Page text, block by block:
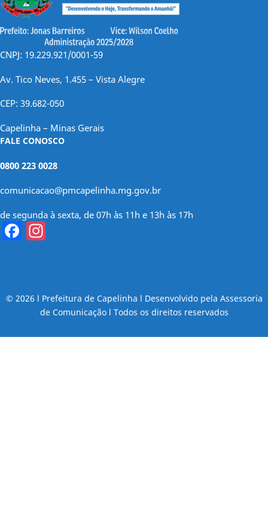
CNPJ: 19.229.921/0001-59
Av. Tico Neves, 1.455 – Vista Alegre
CEP: 39.682-050
Capelinha – Minas Gerais
FALE CONOSCO
0800 223 0028
comunicacao@pmcapelinha.mg.gov.br
de segunda à sexta, de 07h às 11h e 13h às 17h
Facebook
© 2026 l Prefeitura de Capelinha l Desenvolvido pela Assessoria
de Comunicação l Todos os direitos reservados